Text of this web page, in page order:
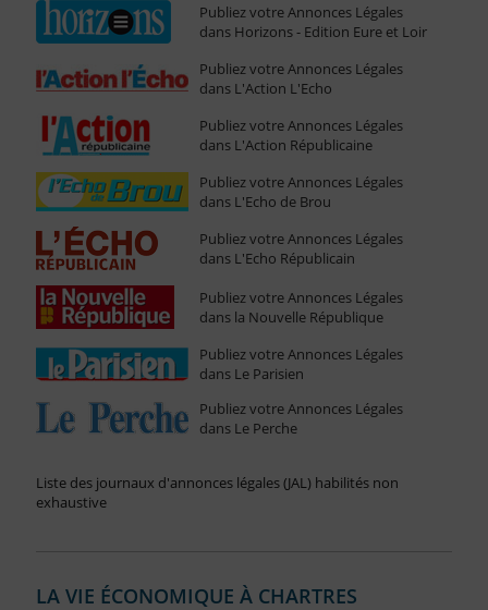
Publiez votre Annonces Légales
dans Horizons - Edition Eure et Loir
Publiez votre Annonces Légales
dans L'Action L'Echo
Publiez votre Annonces Légales
dans L'Action Républicaine
Publiez votre Annonces Légales
dans L'Echo de Brou
Publiez votre Annonces Légales
dans L'Echo Républicain
Publiez votre Annonces Légales
dans la Nouvelle République
Publiez votre Annonces Légales
dans Le Parisien
Publiez votre Annonces Légales
dans Le Perche
Liste des journaux d'annonces légales (JAL) habilités non
exhaustive
LA VIE ÉCONOMIQUE À CHARTRES